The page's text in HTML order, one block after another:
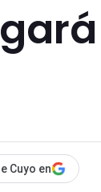
Cuyo en